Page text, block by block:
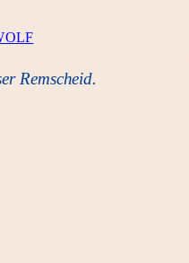
Remscheid.